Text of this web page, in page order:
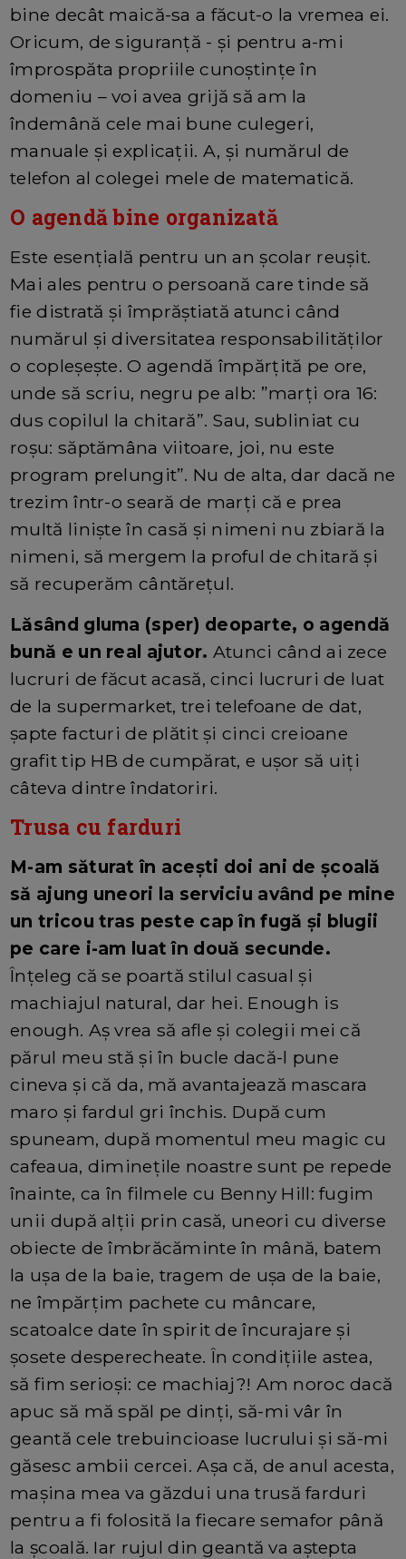
bine decât maică-sa a făcut-o la vremea ei.
Oricum, de siguranță - și pentru a-mi
împrospăta propriile cunoștințe în
domeniu – voi avea grijă să am la
îndemână cele mai bune culegeri,
manuale și explicații. A, și numărul de
telefon al colegei mele de matematică.
O agendă bine organizată
Este esențială pentru un an școlar reușit.
Mai ales pentru o persoană care tinde să
fie distrată și împrăștiată atunci când
numărul și diversitatea responsabilităților
o copleșește. O agendă împărțită pe ore,
unde să scriu, negru pe alb: ”marți ora 16:
dus copilul la chitară”. Sau, subliniat cu
roșu: săptămâna viitoare, joi, nu este
program prelungit”. Nu de alta, dar dacă ne
trezim într-o seară de marți că e prea
multă liniște în casă și nimeni nu zbiară la
nimeni, să mergem la proful de chitară și
să recuperăm cântărețul.
Lăsând gluma (sper) deoparte, o agendă
bună e un real ajutor. Atunci când ai zece
lucruri de făcut acasă, cinci lucruri de luat
de la supermarket, trei telefoane de dat,
șapte facturi de plătit și cinci creioane
grafit tip HB de cumpărat, e ușor să uiți
câteva dintre îndatoriri.
Trusa cu farduri
M-am săturat în acești doi ani de școală
să ajung uneori la serviciu având pe mine
un tricou tras peste cap în fugă și blugii
pe care i-am luat în două secunde.
Înțeleg că se poartă stilul casual și
machiajul natural, dar hei. Enough is
enough. Aș vrea să afle și colegii mei că
părul meu stă și în bucle dacă-l pune
cineva și că da, mă avantajează mascara
maro și fardul gri închis. După cum
spuneam, după momentul meu magic cu
cafeaua, diminețile noastre sunt pe repede
înainte, ca în filmele cu Benny Hill: fugim
unii după alții prin casă, uneori cu diverse
obiecte de îmbrăcăminte în mână, batem
la ușa de la baie, tragem de ușa de la baie,
ne împărțim pachete cu mâncare,
scatoalce date în spirit de încurajare și
șosete desperecheate. În condițiile astea,
să fim serioși: ce machiaj?! Am noroc dacă
apuc să mă spăl pe dinți, să-mi vâr în
geantă cele trebuincioase lucrului și să-mi
găsesc ambii cercei. Așa că, de anul acesta,
mașina mea va găzdui una trusă farduri
pentru a fi folosită la fiecare semafor până
la școală. Iar rujul din geantă va aștepta